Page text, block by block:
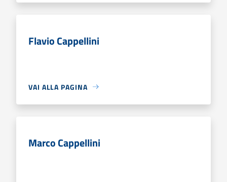
Flavio Cappellini
VAI ALLA PAGINA
Marco Cappellini